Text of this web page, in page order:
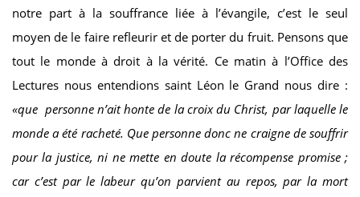
notre part à la souffrance liée à l’évangile, c’est le seul
moyen de le faire refleurir et de porter du fruit. Pensons que
tout le monde à droit à la vérité. Ce matin à l’Office des
Lectures nous entendions saint Léon le Grand nous dire :
«que personne n’ait honte de la croix du Christ, par laquelle le
monde a été racheté. Que personne donc ne craigne de souffrir
pour la justice, ni ne mette en doute la récompense promise ;
car c’est par le labeur qu’on parvient au repos, par la mort